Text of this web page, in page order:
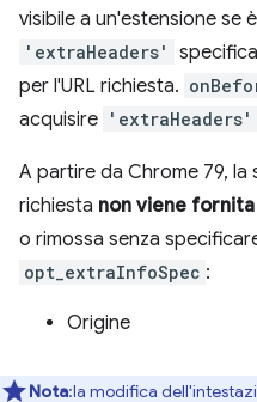
visibile a un'estensione se
'extraHeaders'
per l'URL richiesta.
acquisire 'extraHeaders'
A partire da Chrome 79,
richiesta non viene fornita
o rimossa senza
opt_extraInfoSpec :
Origine
Nota:la modifica